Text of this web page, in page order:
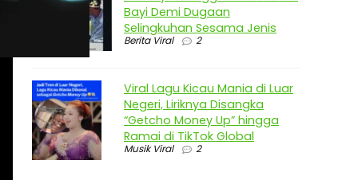
Bayi Demi Dugaan
Selingkuhan Sesama Jenis
Berita Viral 2
Viral Lagu Kicau Mania di Luar
Negeri, Liriknya Disangka
“Getcho Money Up” hingga
Ramai di TikTok Global
Musik Viral 2